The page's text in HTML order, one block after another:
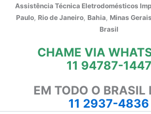
Assistência Técnica Eletrodomésticos
Paulo, Rio de Janeiro, Bahia, Minas Gerais
Brasil
CHAME VIA
11 94787-1447
EM TODO O BRASIL
11 2937-4836